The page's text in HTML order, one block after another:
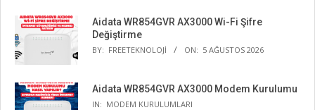
Aidata WR854GVR AX3000 Wi-Fi Şifre
Değiştirme
BY: FREETEKNOLOJI ON: 5 AĞUSTOS 2026
Aidata WR854GVR AX3000 Modem Kurulumu
IN: MODEM KURULUMLARI